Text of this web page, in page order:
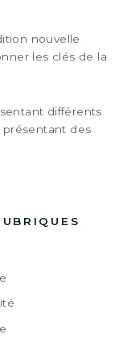
nouvelle
les clés de la
différents
présentant des